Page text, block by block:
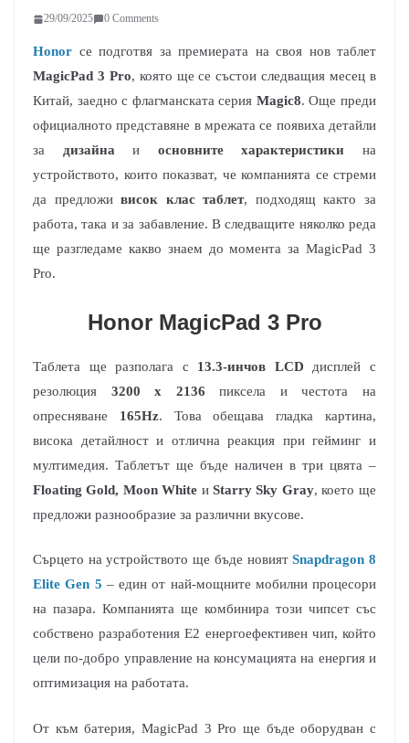
29/09/2025 0 Comments
Honor се подготвя за премиерата на своя нов таблет
MagicPad 3 Pro, която ще се състои следващия месец в
Китай, заедно с флагманската серия Magic8. Още преди
официалното представяне в мрежата се появиха детайли
за дизайнаи основните характеристики на
устройството, които показват, че компанията се стреми
да предложивисок клас таблет, подходящ както за
работа, така и за забавление. В следващите няколко реда
ще разгледаме какво знаем до момента за MagicPad 3
Pro.
Honor MagicPad 3 Pro
Таблета ще разполага с 13.3-инчов LCD дисплей с
резолюция 3200 x 2136 пиксела и честота на
опресняване 165Hz. Това обещава гладка картина,
висока детайлност и отлична реакция при гейминг и
мултимедия. Таблетът ще бъде наличен в три цвята –
Floating Gold, Moon White иStarry Sky Gray, което ще
предложи разнообразие за различни вкусове.
Сърцето на устройството ще бъде новиятSnapdragon 8
Elite Gen 5 – един от най-мощните мобилни процесори
на пазара. Компанията ще комбинира този чипсет със
собствено разработения E2 енергоефективен чип, който
цели по-добро управление на консумацията на енергия и
оптимизация на работата.
От към батерия, MagicPad 3 Pro ще бъде оборудван с